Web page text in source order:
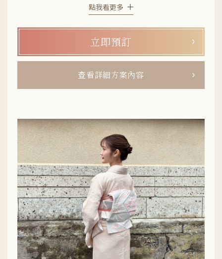
通通有。店鋪距離鎌倉站步行只要5分鐘，畢業典禮當天也能
點我看更多
立即預訂
查看詳細方案內容